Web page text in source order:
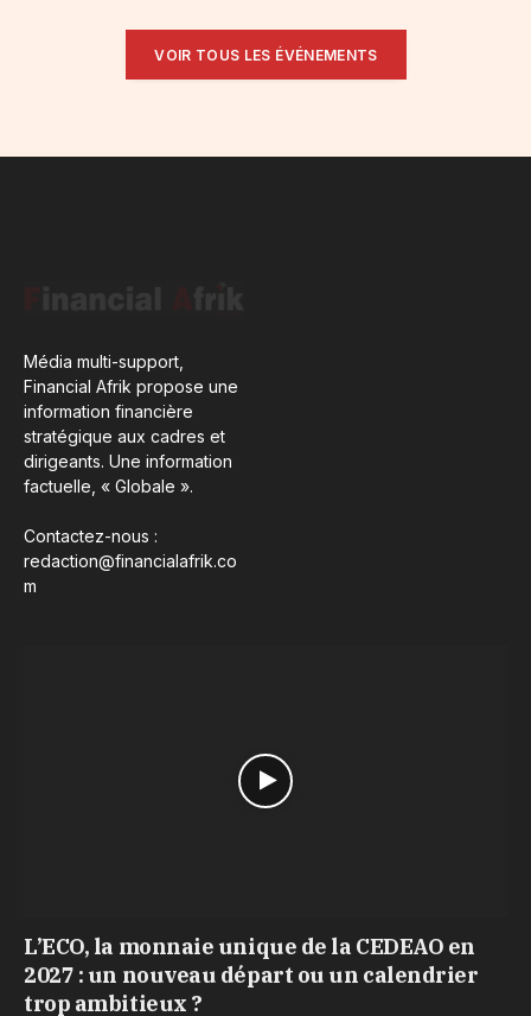
VOIR TOUS LES ÉVÉNEMENTS
Média multi-support,
Financial Afrik propose une
information financière
stratégique aux cadres et
dirigeants. Une information
factuelle, « Globale ».
Contactez-nous :
redaction@financialafrik.co
m
L’ECO, la monnaie unique de la CEDEAO en
2027 : un nouveau départ ou un calendrier
trop ambitieux ?